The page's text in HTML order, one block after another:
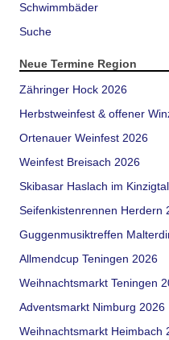
Schwimmbäder
Suche
Neue Termine Region
Zähringer Hock 2026
Herbstweinfest & offener
Ortenauer Weinfest 2026
Weinfest Breisach 2026
Skibasar Haslach im
Seifenkistenrennen Herdern
Guggenmusiktreffen
Allmendcup Teningen 2026
Weihnachtsmarkt Teningen
Adventsmarkt Nimburg 2026
Weihnachtsmarkt Heimbach